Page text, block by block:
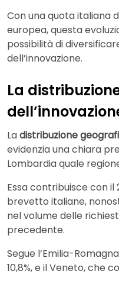
Con una quota italiana
europea, questa
possibilità di
dell’innovazione.
La
Ladistribuzione
evidenzia una chiara
Lombardia quale
Essa contribuisce con il
brevetto italiane,
nel volume delle
precedente.
Segue l’Emilia-
10,8%, e il Veneto, che